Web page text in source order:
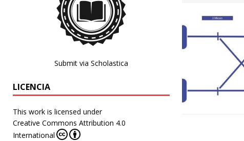
Submit via Scholastica
LICENCIA
This work is licensed under
Creative Commons Attribution 4.0
International